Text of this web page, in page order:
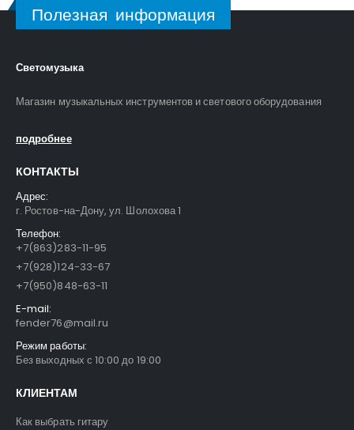
Полезная информация
Светомузыка
Магазин музыкальных инструментов и светового оборудования
подробнее
КОНТАКТЫ
Адрес:
г. Ростов-на-Дону, ул. Шолохова 1
Телефон:
+7(863)283-11-95
+7(928)124-33-67
+7(950)848-63-11
E-mail:
fender76@mail.ru
Режим работы:
Без выходных с 10:00 до 19:00
КЛИЕНТАМ
Как выбрать гитару